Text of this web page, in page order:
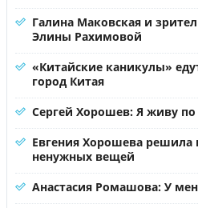
Галина Маковская и
Элины Рахимовой
«Китайские каникулы»
город Китая
Сергей Хорошев: Я живу по
Евгения Хорошева решила
ненужных вещей
Анастасия Ромашова: У